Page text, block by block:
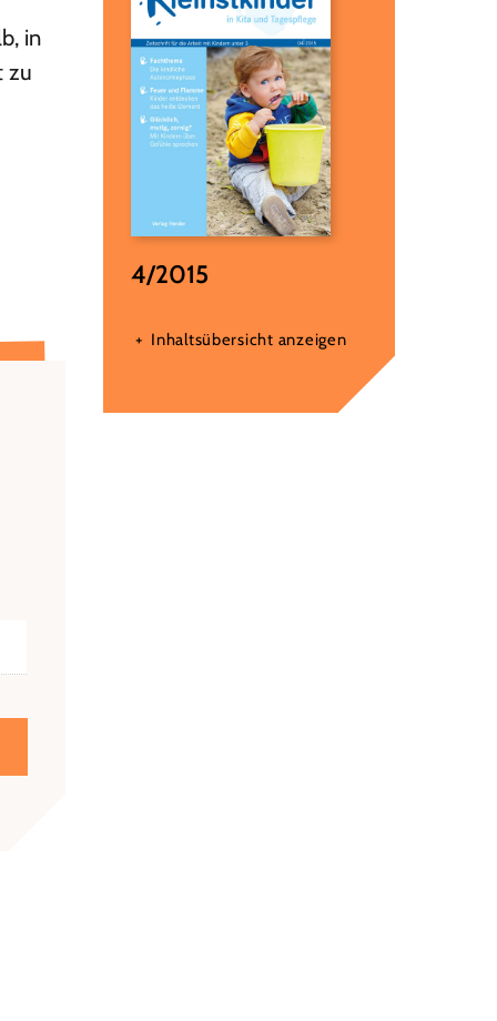
in
zu
4/2015
Inhaltsübersicht anzeigen